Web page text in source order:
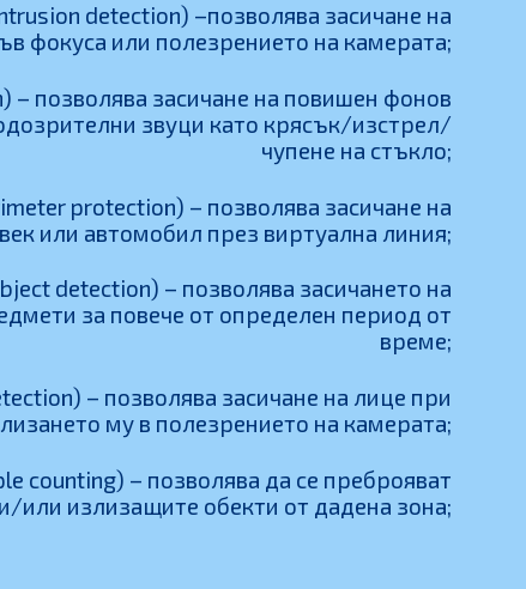
detection) –позволява засичане на
фокуса или полезрението на камерата;
– позволява засичане на повишен фонов
звуци като крясък/изстрел/
чупене на стъкло;
protection) – позволява засичане на
или автомобил през виртуална линия;
detection) – позволява засичането на
за повече от определен период от
време;
– позволява засичане на лице при
му в полезрението на камерата;
counting) – позволява да се преброяват
или излизащите обекти от дадена зона;